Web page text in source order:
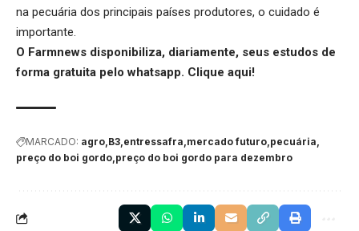
na pecuária dos principais países produtores, o cuidado é
importante.
O Farmnews disponibiliza, diariamente, seus estudos de
forma gratuita pelo whatsapp. Clique aqui!
MARCADO: agro B3 entressafra mercado futuro pecuária
preço do boi gordo preço do boi gordo para dezembro